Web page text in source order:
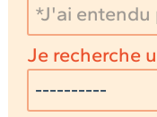
Je recherche